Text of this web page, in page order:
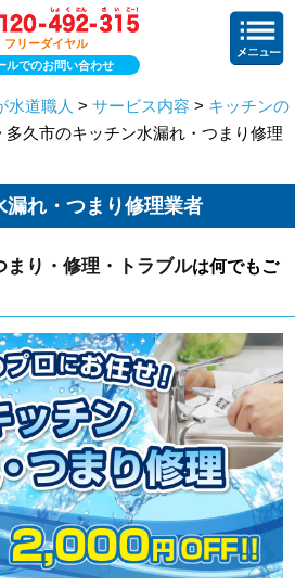
フリーダイヤル
ルでのお問い合わせ
水道職人 > サービス内容 > キッチンの
多久市のキッチン水漏れ・つまり修理
漏れ・つまり修理業者
まり・修理・トラブルは何でもご